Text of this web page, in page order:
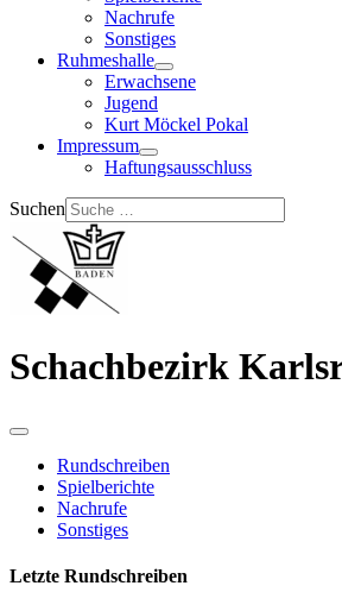
Nachrufe
Sonstiges
Ruhmeshalle
Erwachsene
Jugend
Kurt Möckel Pokal
Impressum
Haftungsausschluss
Suchen
Schachbezirk
Rundschreiben
Spielberichte
Nachrufe
Sonstiges
Letzte Rundschreiben